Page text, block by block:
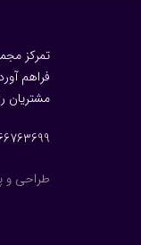
تمرکز
فراهم
مشتریان
– 66757285- 66757637 (021)
طراحی و